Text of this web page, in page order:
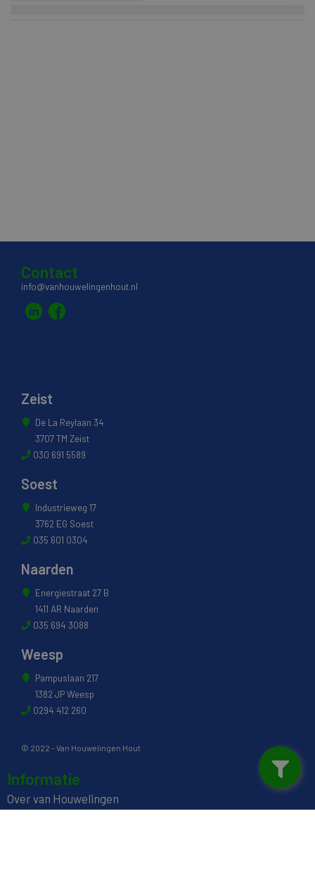
Contact
info@vanhouwelingenhout.nl
Zeist
De La Reylaan 34
3707 TM Zeist
030 691 5589
Soest
Industrieweg 17
3762 EG Soest
035 601 0304
Naarden
Energiestraat 27 B
1411 AR Naarden
035 694 3088
Weesp
Pampuslaan 217
1382 JP Weesp
0294 412 260
© 2022 - Van Houwelingen Hout
Informatie
Over van Houwelingen